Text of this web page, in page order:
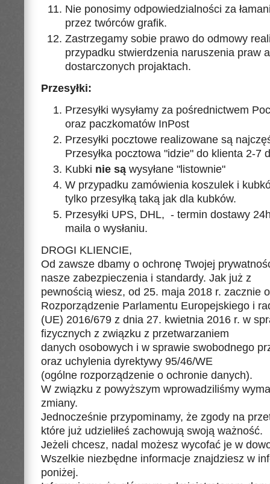
Nie ponosimy odpowiedzialności za
przez twórców grafik.
Zastrzegamy sobie prawo do odmowy
przypadku stwierdzenia naruszenia praw
dostarczonych projaktach.
Przesyłki:
Przesyłki wysyłamy za pośrednictwem
oraz paczkomatów InPost
Przesyłki pocztowe realizowane są
Przesyłka pocztowa "idzie" do klienta 2-7
Kubki nie sąwysyłane "listownie"
W przypadku zamówienia koszulek i
tylko przesyłką taką jak dla kubków.
Przesyłki UPS, DHL, - termin dostawy
maila o wysłaniu.
DROGI KLIENCIE,
Od zawsze dbamy o ochronę Twojej
nasze zabezpieczenia i standardy. Jak już z
pewnością wiesz, od 25. maja 2018 r. zacznie
Rozporządzenie Parlamentu Europejskiego i
(UE) 2016/679 z dnia 27. kwietnia 2016 r. w
fizycznych z związku z przetwarzaniem
danych osobowych i w sprawie swobodnego
oraz uchylenia dyrektywy 95/46/WE
(ogólne rozporządzenie o ochronie danych).
W związku z powyższym wprowadziliśmy
zmiany.
Jednocześnie przypominamy, że zgody na
które już udzieliłeś zachowują swoją ważność.
Jeżeli chcesz, nadal możesz wycofać je w
Wszelkie niezbędne informacje znajdziesz w
poniżej.